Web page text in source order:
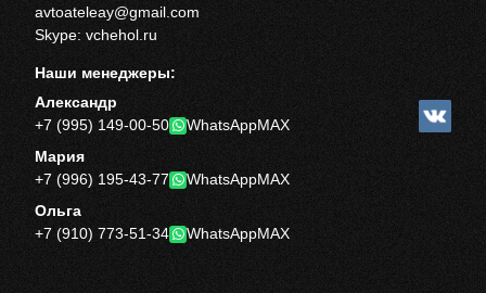
avtoateleay@gmail.com
Skype: vchehol.ru
Наши менеджеры:
Александр
+7 (995) 149-00-50
WhatsAppMAX
Мария
+7 (996) 195-43-77
WhatsAppMAX
Ольга
+7 (910) 773-51-34
WhatsAppMAX